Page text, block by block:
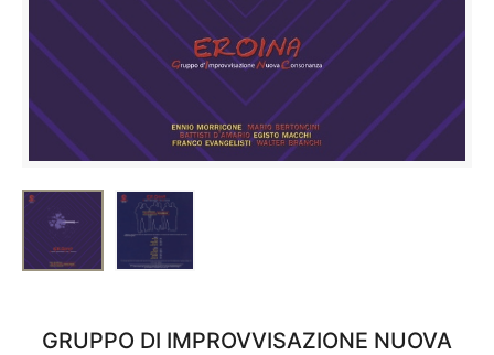
GRUPPO DI IMPROVVISAZIONE NUOVA